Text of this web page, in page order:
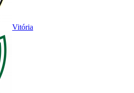
Vitória